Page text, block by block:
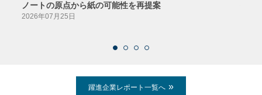
ノートの原点から紙の可能性を再提案
2026年07月25日
躍進企業レポート一覧へ